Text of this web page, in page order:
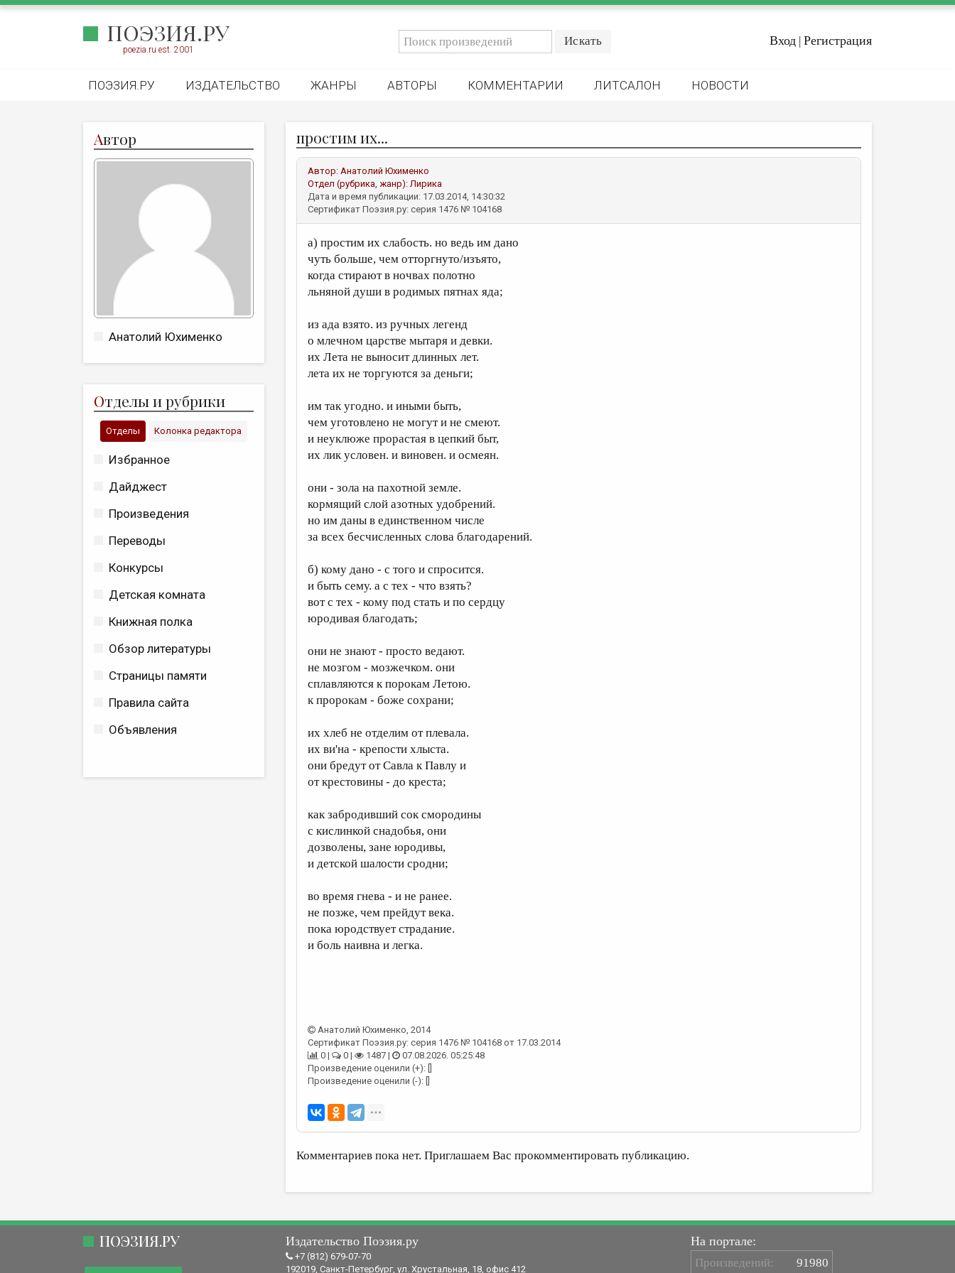
ПОЭЗИЯ.РУ
poezia.ru est. 2001
Вход | Регистрация
ПОЭЗИЯ.РУ ИЗДАТЕЛЬСТВО ЖАНРЫ АВТОРЫ КОММЕНТАРИИ ЛИТСАЛОН НОВОСТИ
Автор
Анатолий Юхименко
Отделы и рубрики
Отделы Колонка редактора
Избранное
Дайджест
Произведения
Переводы
Конкурсы
Детская комната
Книжная полка
Обзор литературы
Страницы памяти
Правила сайта
Объявления
простим их...
Автор: Анатолий Юхименко
Отдел (рубрика, жанр):Лирика
Дата и время публикации: 17.03.2014, 14:30:32
Сертификат Поэзия.ру: серия 1476 № 104168
а) простим их слабость. но ведь им дано
чуть больше, чем отторгнуто/изъято,
когда стирают в ночвах полотно
льняной души в родимых пятнах яда;
из ада взято. из ручных легенд
о млечном царстве мытаря и девки.
их Лета не выносит длинных лет.
лета их не торгуются за деньги;
им так угодно. и иными быть,
чем уготовлено не могут и не смеют.
и неуклюже прорастая в цепкий быт,
их лик условен. и виновен. и осмеян.
они - зола на пахотной земле.
кормящий слой азотных удобрений.
но им даны в единственном числе
за всех бесчисленных слова благодарений.
б) кому дано - с того и спросится.
и быть сему. а с тех - что взять?
вот с тех - кому под стать и по сердцу
юродивая благодать;
они не знают - просто ведают.
не мозгом - мозжечком. они
сплавляются к порокам Летою.
к пророкам - боже сохрани;
их хлеб не отделим от плевала.
их ви'на - крепости хлыста.
они бредут от Савла к Павлу и
от крестовины - до креста;
как забродивший сок смородины
с кислинкой снадобья, они
дозволены, зане юродивы,
и детской шалости сродни;
во время гнева - и не ранее.
не позже, чем прейдут века.
пока юродствует страдание.
и боль наивна и легка.
Анатолий Юхименко, 2014
Сертификат Поэзия.ру: серия 1476 № 104168 от 17.03.2014
0 |
0 | 1487 |
07.08.2026. 05:25:48
Произведение оценили (+): []
Произведение оценили (-): []
Комментариев пока нет. Приглашаем Вас прокомментировать публикацию.
ПОЭЗИЯ.РУ Издательство Поэзия.ру
+7 (812) 679-07-70
192019, Санкт-Петербург, ул. Хрустальная, 18, офис 412
На портале:
Произведений: 91980